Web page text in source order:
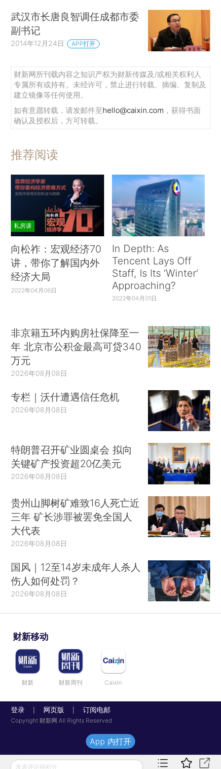
武汉市长唐良智调任成都市委
副书记
2014年12月24日 APP打开
财新网所刊载内容之知识产权为财新传媒及/或相关权利人
专属所有或持有。未经许可，禁止进行转载、摘编、复制及
建立镜像等任何使用。
如有意愿转载，请发邮件至hello@caixin.com ，获得书面
确认及授权后，方可转载。
推荐阅读
私房课
向松祚：宏观经济70
讲，带你了解国内外
经济大局
2022年04月06日
In Depth: As
Tencent Lays Off
Staff, Is Its ‘Winter’
Approaching?
2022年04月01日
非京籍五环内购房社保降至一
年 北京市公积金最高可贷340
万元
2026年08月08日
专栏｜沃什遭遇信任危机
2026年08月08日
特朗普召开矿业圆桌会 拟向
关键矿产投资超20亿美元
2026年08月08日
贵州山脚树矿难致16人死亡近
三年 矿长涉罪被罢免全国人
大代表
2026年08月08日
国风｜12至14岁未成年人杀人
伤人如何处罚？
2026年08月08日
财新移动
财新 财新周刊 Caixin
登录 网页版 订阅电邮
Copyright 财新网 All Rights Reserved
发表评论得积分
App 内打开